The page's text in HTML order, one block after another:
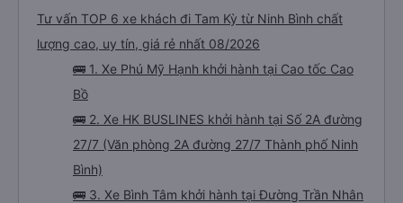
Tư vấn TOP 6 xe khách đi Tam Kỳ từ Ninh Bình chất
lượng cao, uy tín, giá rẻ nhất 08/2026
🚌 1. Xe Phú Mỹ Hạnh khởi hành tại Cao tốc Cao
Bồ
🚌 2. Xe HK BUSLINES khởi hành tại Số 2A đường
27/7 (Văn phòng 2A đường 27/7 Thành phố Ninh
Bình)
🚌 3. Xe Bình Tâm khởi hành tại Đường Trần Nhân